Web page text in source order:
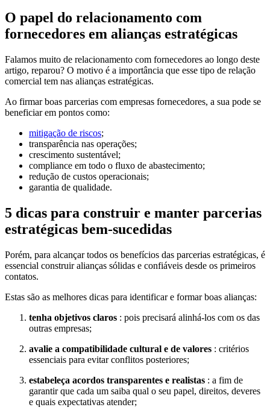
O papel do relacionamento com
fornecedores em alianças estratégicas
Falamos muito de relacionamento com fornecedores ao longo deste
artigo, reparou? O motivo é a importância que esse tipo de relação
comercial tem nas alianças estratégicas.
Ao firmar boas parcerias com empresas fornecedores, a sua pode se
beneficiar em pontos como:
mitigação de riscos;
transparência nas operações;
crescimento sustentável;
compliance em todo o fluxo de abastecimento;
redução de custos operacionais;
garantia de qualidade.
5 dicas para construir e manter parcerias
estratégicas bem-sucedidas
Porém, para alcançar todos os benefícios das parcerias estratégicas, é
essencial construir alianças sólidas e confiáveis desde os primeiros
contatos.
Estas são as melhores dicas para identificar e formar boas alianças:
tenha objetivos claros : pois precisará alinhá-los com os das
outras empresas;
avalie a compatibilidade cultural e de valores : critérios
essenciais para evitar conflitos posteriores;
estabeleça acordos transparentes e realistas : a fim de
garantir que cada um saiba qual o seu papel, direitos, deveres
e quais expectativas atender;